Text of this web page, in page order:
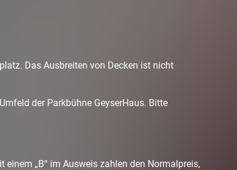
Das Ausbreiten von Decken ist nicht
der Parkbühne GeyserHaus. Bitte
„B“ im Ausweis zahlen den Normalpreis,